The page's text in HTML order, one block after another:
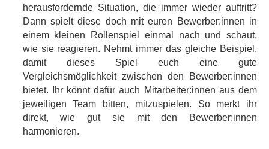
herausfordernde Situation, die immer wieder auftritt?
Dann spielt diese doch mit euren Bewerber:innen in
einem kleinen Rollenspiel einmal nach und schaut,
wie sie reagieren. Nehmt immer das gleiche Beispiel,
damit dieses Spiel euch eine gute
Vergleichsmöglichkeit zwischen den Bewerber:innen
bietet. Ihr könnt dafür auch Mitarbeiter:innen aus dem
jeweiligen Team bitten, mitzuspielen. So merkt ihr
direkt, wie gut sie mit den Bewerber:innen
harmonieren.